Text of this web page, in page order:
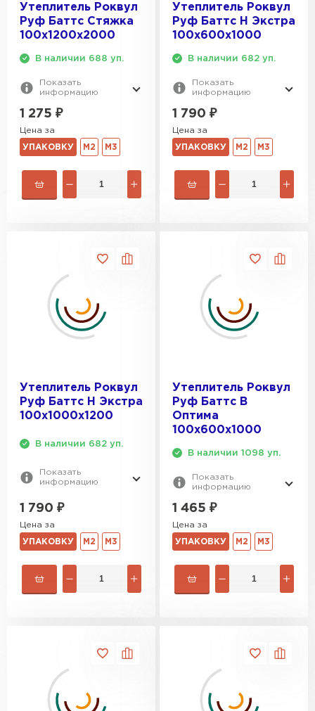
Утеплитель Роквул
Руф Баттс Стяжка
100х1200х2000
В наличии 688 уп.
Показать
информацию
1 275 ₽
Цена за
УПАКОВКУ М2 М3
Утеплитель Роквул
Руф Баттс Н Экстра
100х600х1000
В наличии 682 уп.
Показать
информацию
1 790 ₽
Цена за
УПАКОВКУ М2 М3
Утеплитель Роквул
Руф Баттс Н Экстра
100х1000х1200
В наличии 682 уп.
Показать
информацию
1 790 ₽
Цена за
УПАКОВКУ М2 М3
Утеплитель Роквул
Руф Баттс В
Оптима
100х600х1000
В наличии 1098 уп.
Показать
информацию
1 465 ₽
Цена за
УПАКОВКУ М2 М3